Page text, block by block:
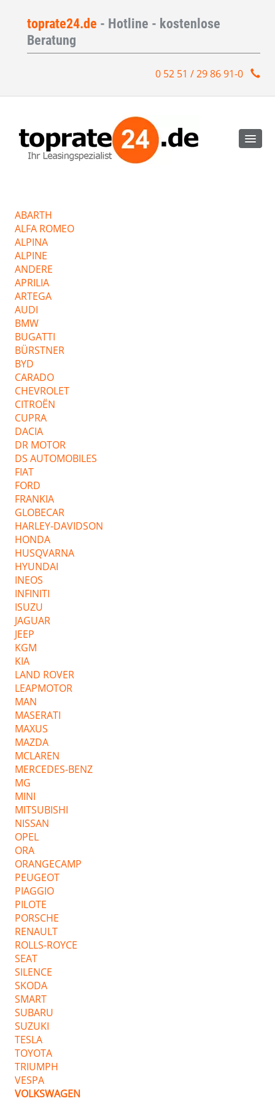
toprate24.de - Hotline - kostenlose
Beratung
0 52 51 / 29 86 91-0
ABARTH
ALFA ROMEO
ALPINA
ALPINE
ANDERE
APRILIA
ARTEGA
AUDI
BMW
BUGATTI
BÜRSTNER
BYD
CARADO
CHEVROLET
CITROËN
CUPRA
DACIA
DR MOTOR
DS AUTOMOBILES
FIAT
FORD
FRANKIA
GLOBECAR
HARLEY-DAVIDSON
HONDA
HUSQVARNA
HYUNDAI
INEOS
INFINITI
ISUZU
JAGUAR
JEEP
KGM
KIA
LAND ROVER
LEAPMOTOR
MAN
MASERATI
MAXUS
MAZDA
MCLAREN
MERCEDES-BENZ
MG
MINI
MITSUBISHI
NISSAN
OPEL
ORA
ORANGECAMP
PEUGEOT
PIAGGIO
PILOTE
PORSCHE
RENAULT
ROLLS-ROYCE
SEAT
SILENCE
SKODA
SMART
SUBARU
SUZUKI
TESLA
TOYOTA
TRIUMPH
VESPA
VOLKSWAGEN